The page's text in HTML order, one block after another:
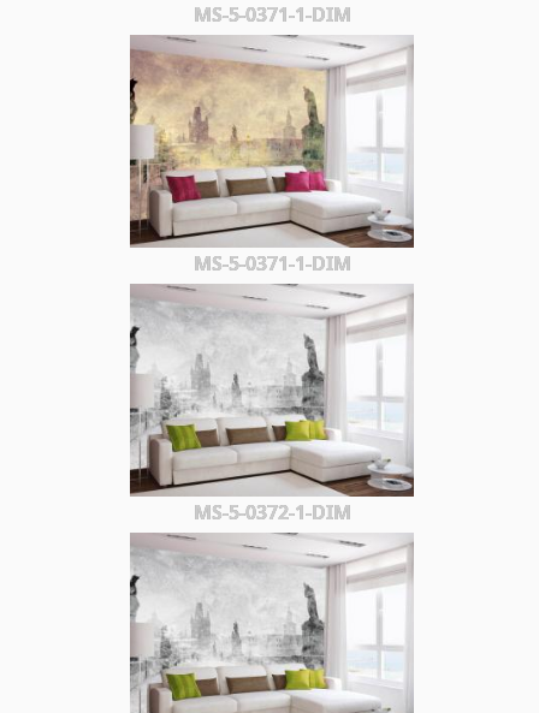
MS-5-0371-1-DIM
MS-5-0371-1-DIM
MS-5-0372-1-DIM